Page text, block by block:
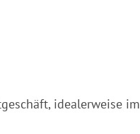
idealerweise